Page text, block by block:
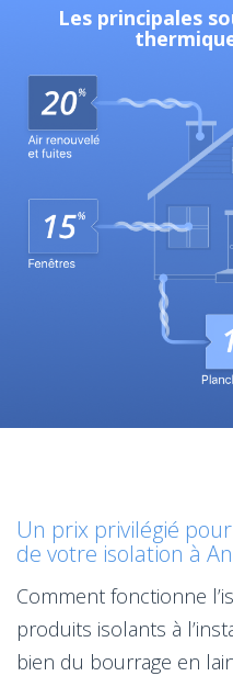
Les principales
Un prix privilégié
de votre isolation à
Comment fonctionne
produits isolants à
bien du bourrage en